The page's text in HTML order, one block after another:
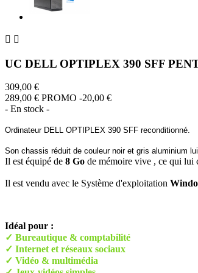
 
UC DELL OPTIPLEX 390 SFF
309,00 €
289,00 € PROMO -20,00 €
- En stock -
Ordinateur DELL OPTIPLEX 390 SFF reconditionné.
Son chassis réduit de couleur noir et gris aluminium
Il est équipé de 8 Go de mémoire vive , ce qui lui
Il est vendu avec le Système d'exploitation
Idéal pour :
✓ Bureautique & comptabilité
✓ Internet et réseaux sociaux
✓ Vidéo & multimédia